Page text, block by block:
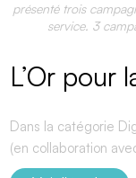
présenté trois
service. 3
L’Or pour
Dans la catégorie
(en collaboration